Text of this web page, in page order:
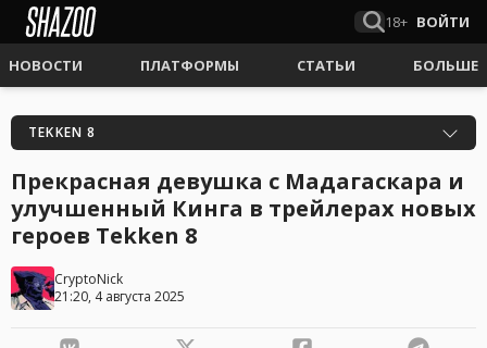
18+ ВОЙТИ
НОВОСТИ ПЛАТФОРМЫ СТАТЬИ БОЛЬШЕ
TEKKEN 8
Прекрасная девушка с Мадагаскара и
улучшенный Кинга в трейлерах новых
героев Tekken 8
CryptoNick
21:20, 4 августа 2025